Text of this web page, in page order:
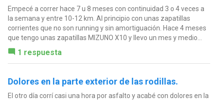
Empecé a correr hace 7 u 8 meses con continuidad 3 o 4 veces a
la semana y entre 10-12 km. Al principio con unas zapatillas
corrientes que no son running y sin amortiguación. Hace 4 meses
que tengo unas zapatillas MIZUNO X10 y llevo un mes y medio...
1 respuesta
Dolores en la parte exterior de las rodillas.
El otro día corrí casi una hora por asfalto y acabé con dolores en la